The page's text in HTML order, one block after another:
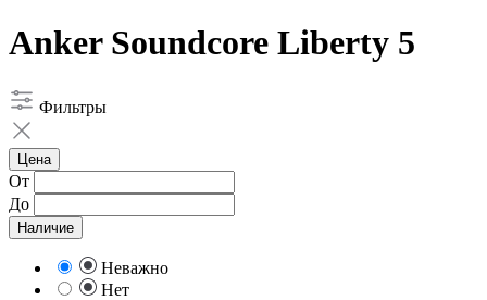
Anker Soundcore Liberty 5
Фильтры
Цена
От
До
Наличие
Неважно
Нет